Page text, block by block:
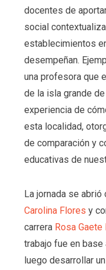
docentes de
social
establecimientos
desempeñan.
una profesora que
de la isla grande
experiencia de
esta localidad,
de comparación y
educativas de
La jornada se abrió
Carolina Flores y
carrera Rosa
trabajo fue en
luego desarrollar